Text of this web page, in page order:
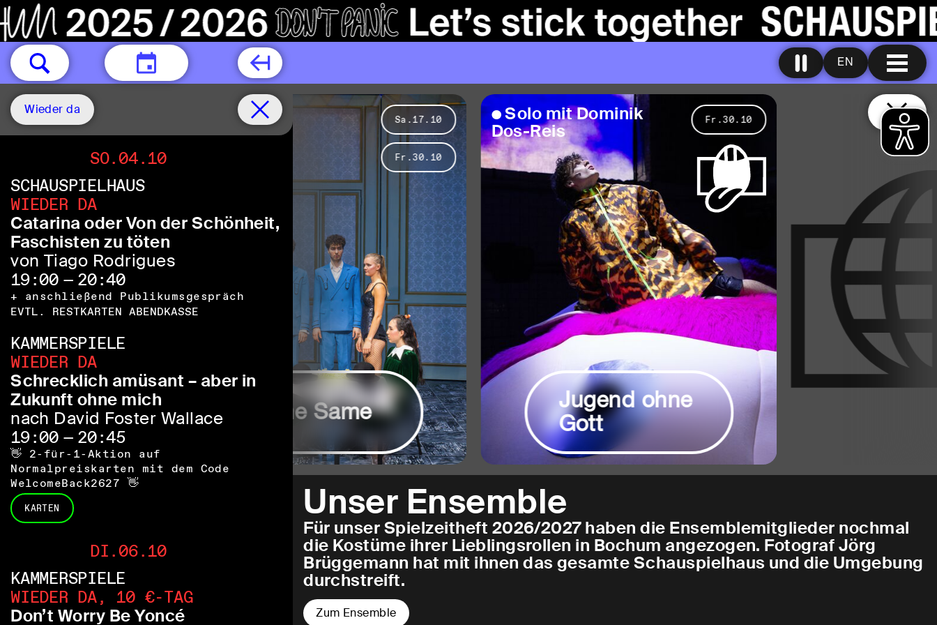
EN
Wieder da
SO.04.10
SCHAUSPIELHAUS
WIEDER DA
Catarina oder Von der Schönheit,
Faschisten zu töten
von Tiago Rodrigues
19:00 — 20:40
+ anschließend Publikumsgespräch
EVTL. RESTKARTEN ABENDKASSE
KAMMERSPIELE
WIEDER DA
Schrecklich amüsant – aber in
Zukunft ohne mich
nach David Foster Wallace
19:00 — 20:45
👋 2-für-1-Aktion auf
Normalpreiskarten mit dem Code
WelcomeBack2627 👋
KARTEN
DI.06.10
KAMMERSPIELE
WIEDER DA, 10 €-TAG
Don’t Worry Be Yoncé
Do.15.10
Do.22.10
Sa.17.10
Fr.30.10
Same Same
SolomitDominik
Dos-Reis
Fr.30.10
Jugend ohne
Gott
Unser Ensemble
Für unser Spielzeitheft 2026/2027 haben die Ensemblemitglieder nochmal
die Kostüme ihrer Lieblingsrollen in Bochum angezogen. Fotograf Jörg
Brüggemann hat mit ihnen das gesamte Schauspielhaus und die Umgebung
durchstreift.
Zum Ensemble